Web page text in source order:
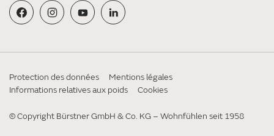
Protection des données
Mentions légales
Informations relatives aux poids
Cookies
© Copyright Bürstner GmbH & Co. KG – Wohnfühlen seit 1958